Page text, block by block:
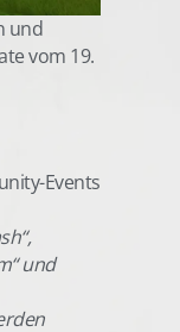
und
vom 19.
Events
und